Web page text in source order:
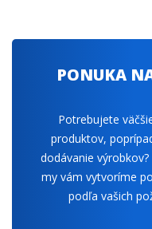
PONUKA
Potrebujete
produktov,
dodávanie
my vám vytvoríme
podľa vašich